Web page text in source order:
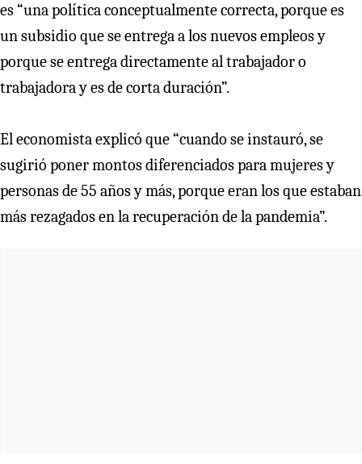
es “una política conceptualmente correcta, porque es
un subsidio que se entrega a los nuevos empleos y
porque se entrega directamente al trabajador o
trabajadora y es de corta duración”.
El economista explicó que “cuando se instauró, se
sugirió poner montos diferenciados para mujeres y
personas de 55 años y más, porque eran los que estaban
más rezagados en la recuperación de la pandemia”.